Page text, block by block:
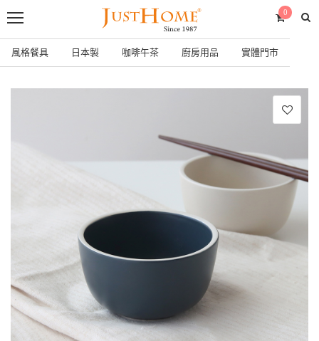
0
風格餐具 日本製 咖啡午茶 廚房用品 實體門市